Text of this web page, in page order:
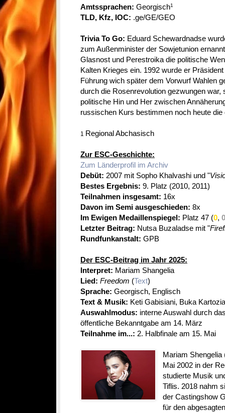
Amtssprachen: Georgisch1
TLD, Kfz, IOC: .ge/GE/GEO
Trivia To Go: Eduard Schewardnadse
zum Außenminister der Sowjetunion
Glasnost und Perestroika die politische
Kalten Krieges ein. 1992 wurde er
Führung wich später dem Vorwurf Wahlen
durch die Rosenrevolution gezwungen
politische Hin und Her zwischen
russischen Kurs bestimmen noch heute die
1 Regional Abchasisch
Zur ESC-Geschichte:
Zum Länderprofil im Archiv
Debüt: 2007 mit Sopho Khalvashi und "
Bestes Ergebnis: 9. Platz (2010, 2011)
Teilnahmen insgesamt: 16x
Davon im Semi ausgeschieden: 8x
Im Ewigen Medaillenspiegel: Platz 47 (0, 0
Letzter Beitrag: Nutsa Buzaladse mit "
Rundfunkanstalt: GPB
Der ESC-Beitrag im Jahr 2025:
Interpret: Mariam Shangelia
Lied: Freedom (Text)
Sprache: Georgisch, Englisch
Text & Musik: Keti Gabisiani, Buka Kartozia
Auswahlmodus: interne Auswahl durch
öffentliche Bekanntgabe am 14. März
Teilnahme im...: 2. Halbfinale am 15. Mai
Mariam
Mai 2002 in der
studierte Musik
Tiflis. 2018 nahm
der Castingshow
für den